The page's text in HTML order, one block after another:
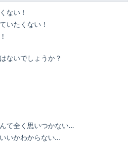
ない！
いたくない！
ないでしょうか？
て全く思いつかない…
いかわからない…